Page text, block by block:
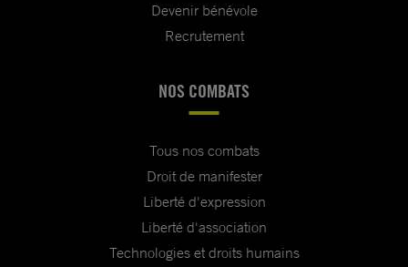
Devenir bénévole
Recrutement
NOS COMBATS
Tous nos combats
Droit de manifester
Liberté d'expression
Liberté d'association
Technologies et droits humains